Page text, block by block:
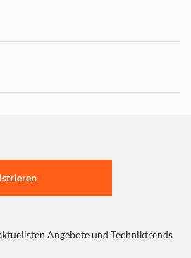
anzuzeigen aktivieren Sie bitte
Angebote und Techniktrends